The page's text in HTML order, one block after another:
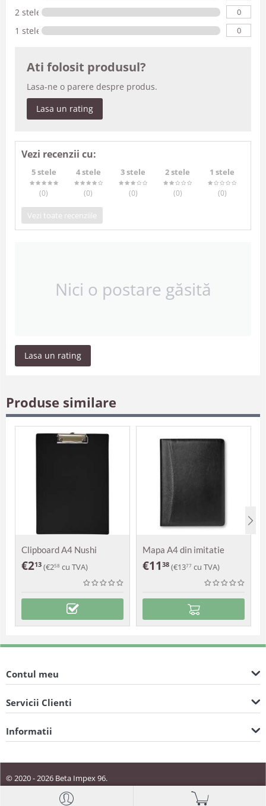
2 stele 0
1 stele 0
Ati folosit produsul?
Lasa-ne o parere despre produs.
Lasa un rating
Vezi recenzii cu:
5 stele
(0)
4 stele
(0)
3 stele
(0)
2 stele
(0)
1 stele
(0)
Vezi toate recenziile
Nici o postare găsită
Lasa un rating
Produse similare
Clipboard A4 Nushi
€213 (€258 cu TVA)
Mapa A4 din imitatie
piele Peyto
€11 38 (€1377 cu TVA)
Contul meu
Servicii Clienti
Informatii
© 2020 - 2026 Beta Impex 96.